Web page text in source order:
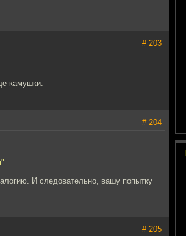
# 203
камушки.
# 204
И следовательно, вашу попытку
# 205